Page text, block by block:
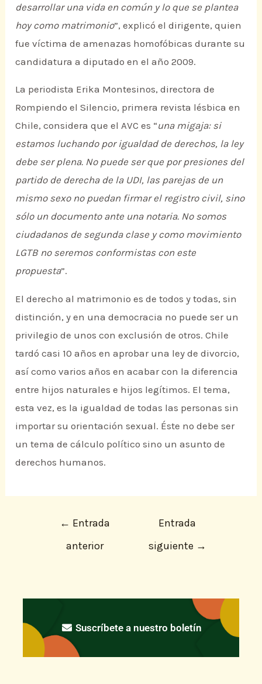
desarrollar una vida en común y lo que se plantea
hoy como matrimonio”, explicó el dirigente, quien
fue víctima de amenazas homofóbicas durante su
candidatura a diputado en el año 2009.
La periodista Erika Montesinos, directora de
Rompiendo el Silencio, primera revista lésbica en
Chile, considera que el AVC es “una migaja: si
estamos luchando por igualdad de derechos, la ley
debe ser plena. No puede ser que por presiones del
partido de derecha de la UDI, las parejas de un
mismo sexo no puedan firmar el registro civil, sino
sólo un documento ante una notaria. No somos
ciudadanos de segunda clase y como movimiento
LGTB no seremos conformistas con este
propuesta”.
El derecho al matrimonio es de todos y todas, sin
distinción, y en una democracia no puede ser un
privilegio de unos con exclusión de otros. Chile
tardó casi 10 años en aprobar una ley de divorcio,
así como varios años en acabar con la diferencia
entre hijos naturales e hijos legítimos. El tema,
esta vez, es la igualdad de todas las personas sin
importar su orientación sexual. Éste no debe ser
un tema de cálculo político sino un asunto de
derechos humanos.
← Entrada
anterior
Entrada
siguiente →
Suscríbete a nuestro boletín